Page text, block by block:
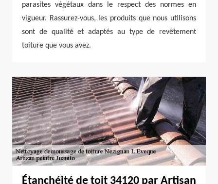
parasites végétaux dans le respect des normes en
vigueur. Rassurez-vous, les produits que nous utilisons
sont de qualité et adaptés au type de revêtement
toiture que vous avez.
Étanchéité de toit 34120 par Artisan